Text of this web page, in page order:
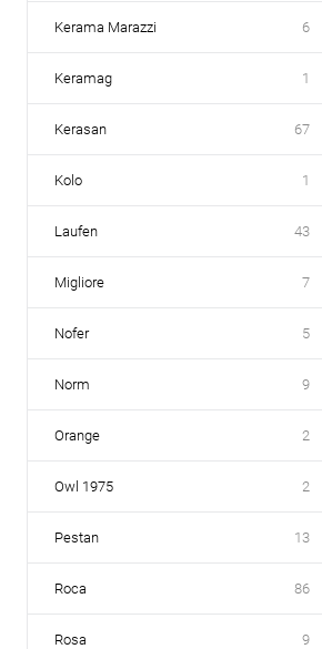
Kerama Marazzi 6
Keramag 1
Kerasan 67
Kolo 1
Laufen 43
Migliore 7
Nofer 5
Norm 9
Orange 2
Owl 1975 2
Pestan 13
Roca 86
Rosa 9